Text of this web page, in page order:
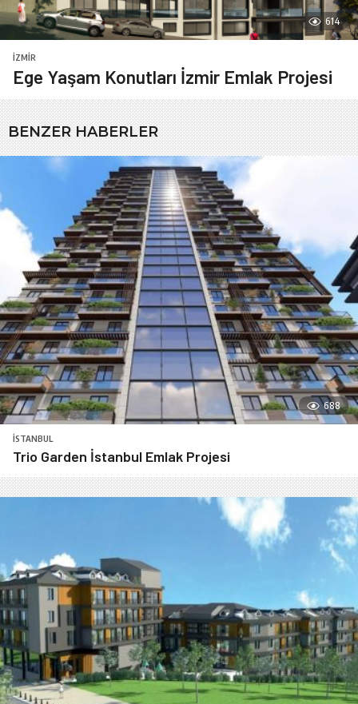
614
İZMIR
Ege Yaşam Konutları İzmir Emlak Projesi
BENZER HABERLER
688
İSTANBUL
Trio Garden İstanbul Emlak Projesi